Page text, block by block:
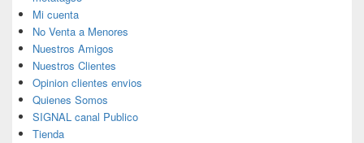
Mi cuenta
No Venta a Menores
Nuestros Amigos
Nuestros Clientes
Opinion clientes envios
Quienes Somos
SIGNAL canal Publico
Tienda